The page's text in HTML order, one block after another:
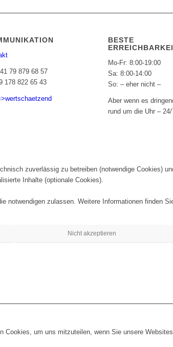
79 879 68 57
178 822 65 43
BESTE
Mo-Fr: 8:00-19:00
Sa: 8:00-14:00
So: – eher nicht –
Aber wenn es
rund um die Uhr –
zuverlässig zu betreiben (notwendige Cookies)
Inhalte (optionale Cookies).
notwendigen zulassen. Weitere Informationen finden
Nicht akzeptieren
um uns mitzuteilen, wenn Sie unsere